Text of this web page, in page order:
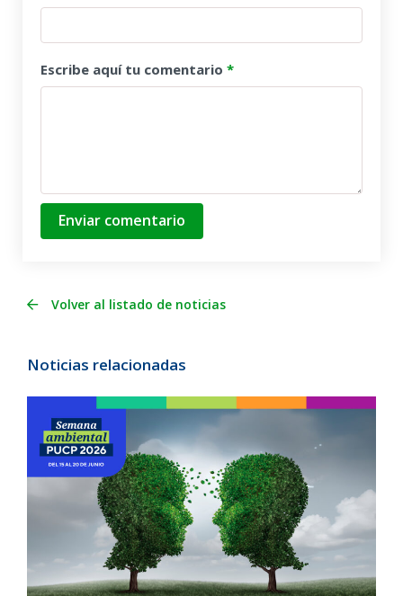
Escribe aquí tu comentario *
Enviar comentario
Volver al listado de noticias
Noticias relacionadas